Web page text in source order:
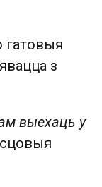
гатовыя
з
выехаць у